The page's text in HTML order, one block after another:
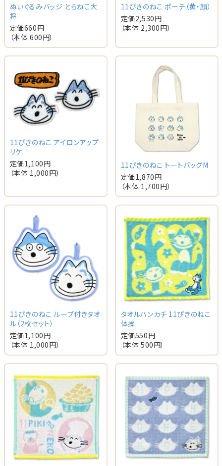
ぬいぐるみバッジ とらねこ大
将
定価660円
（本体 600円）
11ぴきのねこ ポーチ（黄・顔）
定価2,530円
（本体 2,300円）
11ぴきのねこ アイロンアップ
リケ
定価1,100円
（本体 1,000円）
11ぴきのねこ トートバッグM
定価1,870円
（本体 1,700円）
11ぴきのねこ ループ付きタオ
ル（2枚セット）
定価1,100円
（本体 1,000円）
タオルハンカチ 11ぴきのねこ
体操
定価550円
（本体 500円）